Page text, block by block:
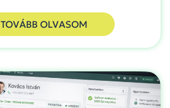
TOVÁBB OLVASOM